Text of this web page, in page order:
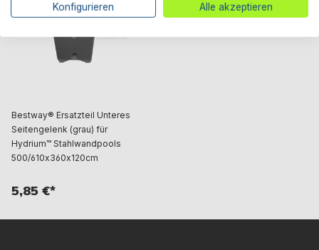
Bestway® Ersatzteil Unteres
Seitengelenk (grau) für
Hydrium™ Stahlwandpools
500/610x360x120cm
5,85 €*
Konfigurieren Alle akzeptieren